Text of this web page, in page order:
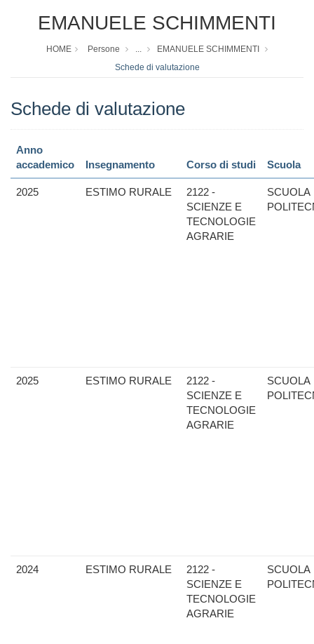
EMANUELE SCHIMMENTI
HOME Persone ...
EMANUELE SCHIMMENTI
Schede di valutazione
Schede di valutazione
Anno
accademico
Insegnamento Corso di studi Scuola
2025 ESTIMO RURALE
2122 -
SCIENZE E
TECNOLOGIE
AGRARIE
SCUOLA
2025 ESTIMO RURALE
2122 -
SCIENZE E
TECNOLOGIE
AGRARIE
SCUOLA
2024 ESTIMO RURALE
2122 -
SCIENZE E
TECNOLOGIE
AGRARIE
SCUOLA